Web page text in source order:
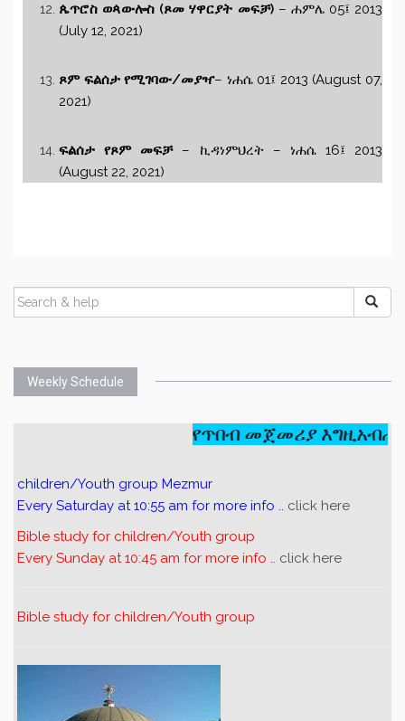
ጴጥሮስ ወጳውሎስ (ጾመ ሃዋርያት መፍቻ)– ሐምሌ 05፤ 2013
(July 12, 2021)
ጾም ፍልሰታ የሚገባው/መያዣ– ነሐሴ 01፤ 2013 (August 07,
2021)
ፍልሰታ የጾም መፍቻ – ኪዳነምህረት – ነሐሴ 16፤ 2013
(August 22, 2021)
Weekly Schedule
የጥበብ መጀመሪያ
children/Youth group Mezmur
Every Saturday at 10:55 am for more info .. click here
Bible study for children/Youth group
Every Sunday at 10:45 am for more info .. click here
Bible study for children/Youth group